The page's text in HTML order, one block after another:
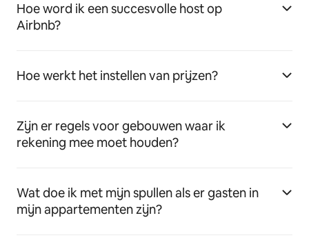
Hoe word ik een succesvolle host op
Airbnb?
Hoe werkt het instellen van prijzen?
Zijn er regels voor gebouwen waar ik
rekening mee moet houden?
Wat doe ik met mijn spullen als er gasten in
mijn appartementen zijn?